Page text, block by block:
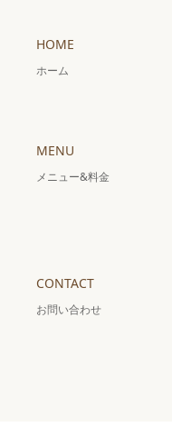
HOME
ホーム
MENU
メニュー&料金
CONTACT
お問い合わせ